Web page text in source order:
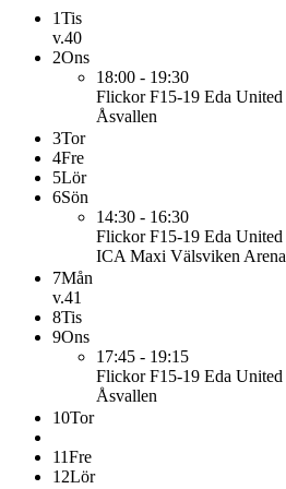
1Tis
v.40
2Ons
18:00 - 19:30
Flickor F15-19 Eda United
Åsvallen
3Tor
4Fre
5Lör
6Sön
14:30 - 16:30
Flickor F15-19 Eda United
ICA Maxi Välsviken Arena
7Mån
v.41
8Tis
9Ons
17:45 - 19:15
Flickor F15-19 Eda United
Åsvallen
10Tor
11Fre
12Lör